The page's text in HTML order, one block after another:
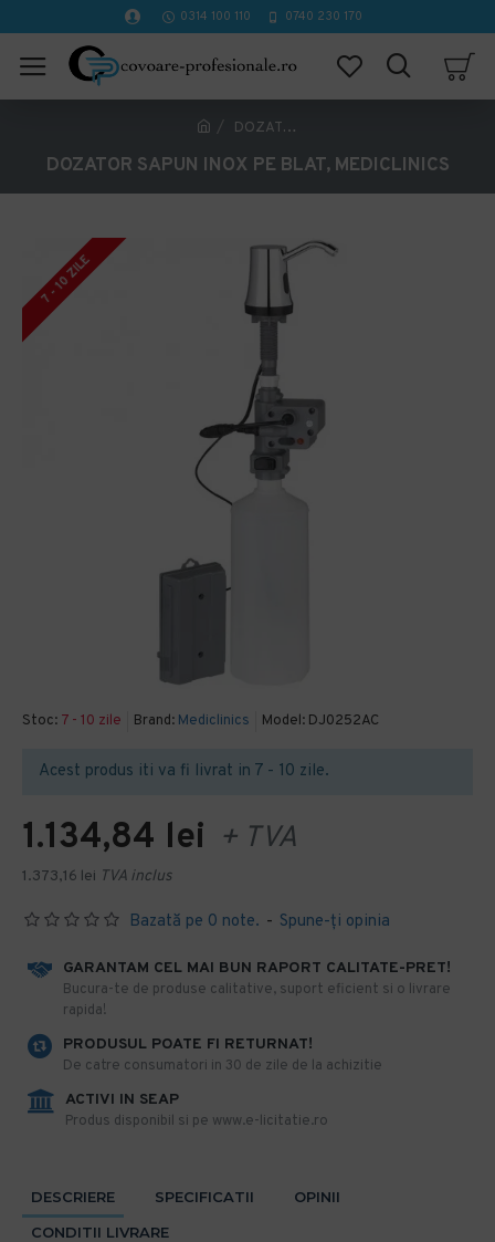
0314 100 110 0740 230 170
DOZATOR SAPUN INOX PE BLAT, MEDICLINICS
DOZATOR SAPUN INOX PE BLAT, MEDICLINICS
7 - 10 ZILE
Stoc: 7 - 10 zile Brand: Mediclinics Model: DJ0252AC
Acest produs iti va fi livrat in 7 - 10 zile.
Bazată pe 0 note. - Spune-ţi opinia
1.134,84 lei + TVA
1.373,16 lei TVA inclus
GARANTAM CEL MAI BUN RAPORT CALITATE-PRET!
​Bucura-te de produse calitative, suport eficient si o livrare
rapida!
PRODUSUL POATE FI RETURNAT!
De catre consumatori in 30 de zile de la achizitie
ACTIVI IN SEAP
Produs disponibil si pe www.e-licitatie.ro
DESCRIERE SPECIFICATII
OPINII
CONDITII LIVRARE